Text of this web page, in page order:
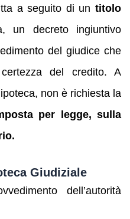
a seguito di un titolo
un decreto ingiuntivo
del giudice che
del credito. A
non è richiesta la
per legge, sulla
Giudiziale
dell’autorità